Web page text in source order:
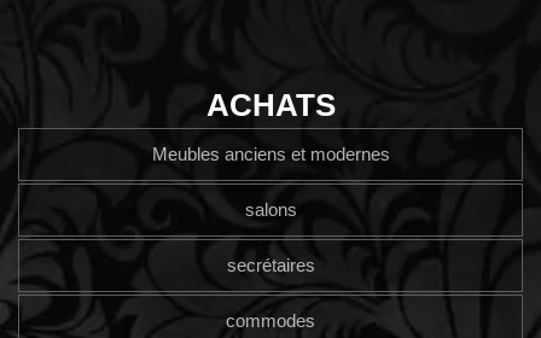
ACHATS
Meubles anciens et modernes
salons
secrétaires
commodes